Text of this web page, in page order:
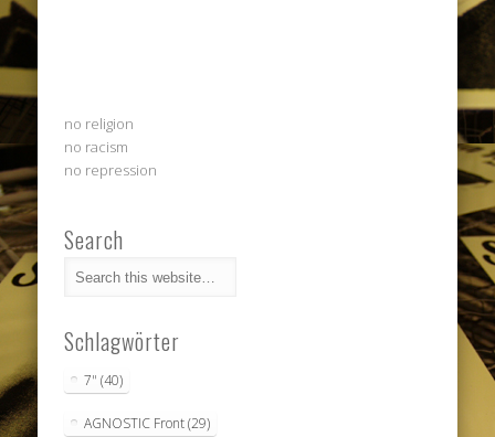
no religion
no racism
no repression
Search
Schlagwörter
7" (40)
AGNOSTIC Front(29)